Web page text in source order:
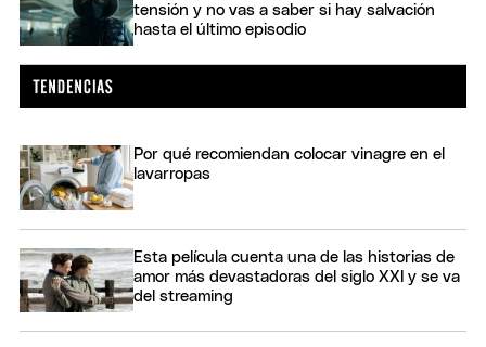
tensión y no vas a saber si hay salvación
hasta el último episodio
Por qué recomiendan colocar vinagre en el
lavarropas
Esta película cuenta una de las historias de
amor más devastadoras del siglo XXI y se va
del streaming